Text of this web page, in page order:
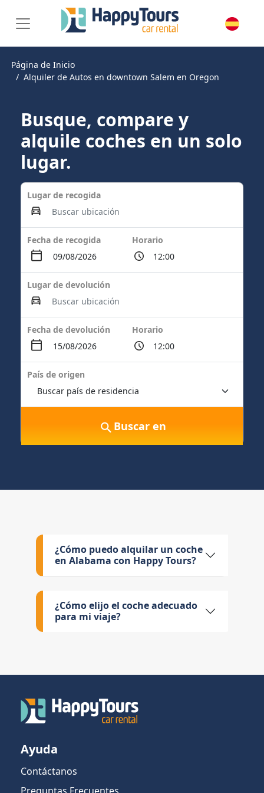
Página de Inicio
Alquiler de Autos en downtown Salem en Oregon
Busque, compare y
alquile coches en un solo
lugar.
Lugar de recogida
Fecha de recogida Horario
Lugar de devolución
Fecha de devolución Horario
País de origen
Buscar en
¿Cómo puedo alquilar un coche
en Alabama con Happy Tours?
¿Cómo elijo el coche adecuado
para mi viaje?
Ayuda
Contáctanos